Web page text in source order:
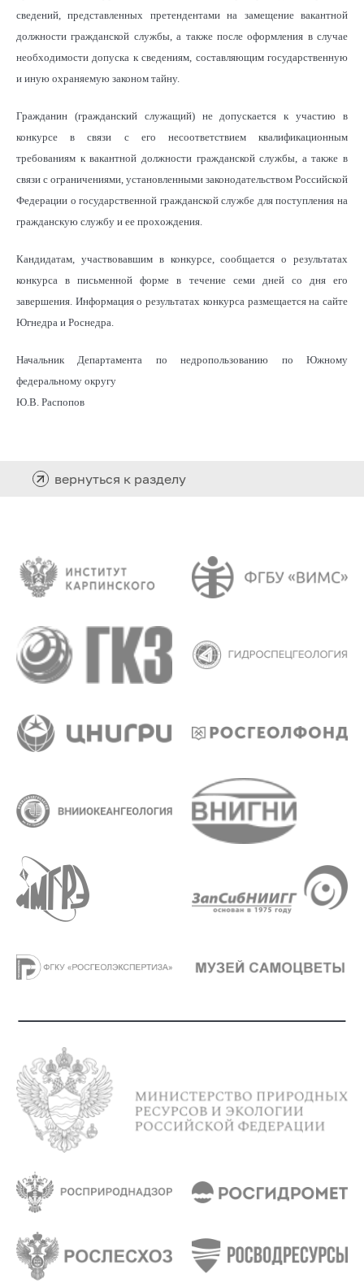
сведений, представленных претендентами на замещение вакантной
должности гражданской службы, а также после оформления в случае
необходимости допуска к сведениям, составляющим государственную
и иную охраняемую законом тайну.
Гражданин (гражданский служащий) не допускается к участию в
конкурсе в связи с его несоответствием квалификационным
требованиям к вакантной должности гражданской службы, а также в
связи с ограничениями, установленными законодательством Российской
Федерации о государственной гражданской службе для поступления на
гражданскую службу и ее прохождения.
Кандидатам, участвовавшим в конкурсе, сообщается о результатах
конкурса в письменной форме в течение семи дней со дня его
завершения. Информация о результатах конкурса размещается на сайте
Югнедра и Роснедра.
Начальник Департамента по недропользованию по Южному
федеральному округу
Ю.В. Распопов
вернуться к разделу